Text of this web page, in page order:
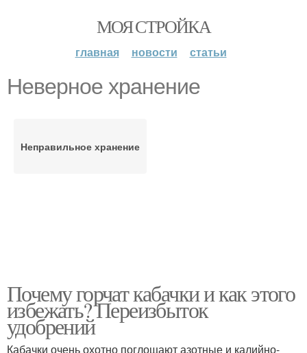
МОЯ СТРОЙКА
главная новости статьи
Неверное хранение
Неправильное хранение
Почему горчат кабачки и как этого
избежать? Переизбыток
удобрений
Кабачки очень охотно поглощают азотные и калийно-